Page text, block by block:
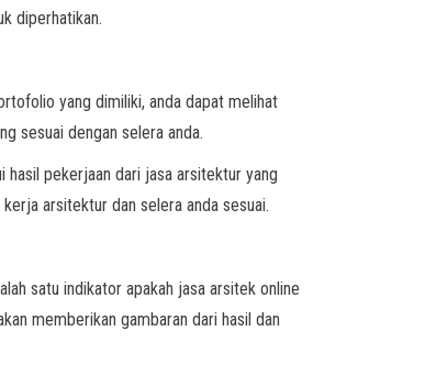
diperhatikan.
yang dimiliki, anda dapat melihat
sesuai dengan selera anda.
pekerjaan dari jasa arsitektur yang
arsitektur dan selera anda sesuai.
satu indikator apakah jasa arsitek online
memberikan gambaran dari hasil dan